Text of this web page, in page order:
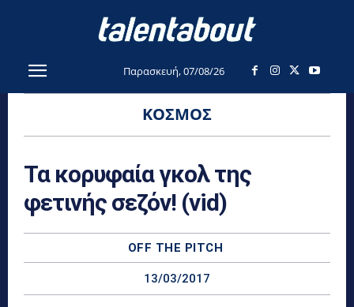
Παρασκευή, 07/08/26
ΚΌΣΜΟΣ
Τα κορυφαία γκολ της
φετινής σεζόν! (vid)
OFF THE PITCH
13/03/2017